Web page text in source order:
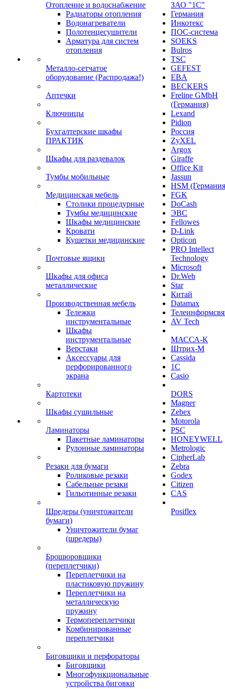
Отопление и водоснабжение
Радиаторы отопления
Водонагреватели
Полотенцесушители
Арматура для систем
отопления
Металло-сетчатое
оборудование (Распродажа!)
Аптечки
Ключницы
Бухгалтерские шкафы
ПРАКТИК
Шкафы для раздевалок
Тумбы мобильные
Медицинская мебель
Столики процедурные
Тумбы медицинские
Шкафы медицинские
Кровати
Кушетки медицинские
Почтовые ящики
Шкафы для офиса
металлические
Производственная мебель
Тележки
инструментальные
Шкафы
инструментальные
Верстаки
Аксессуары для
перфорированного
экрана
Картотеки
Шкафы сушильные
Ламинаторы
Пакетные ламинаторы
Рулонные ламинаторы
Резаки для бумаги
Роликовые резаки
Сабельные резаки
Гильотинные резаки
Шредеры (уничтожители
бумаги)
Уничтожители бумаг
(шредеры)
Брошюровщики
(переплетчики)
Переплетчики на
пластиковую пружину
Переплетчики на
металлическую
пружину
Термопереплетчики
Комбинированные
переплетчики
Биговщики и перфораторы
Биговщики
Многофункциональные
устройства биговки
ЗАО "1С"
Германия
Инкотекс
ПОС-система
SOEKS
Bulros
TSC
GEFEST
EBA
BECKERS
Freline GMbH
(Германия)
Lexand
Pidion
Россия
ZyXEL
Argox
Giraffe
Office Kit
Jassun
HSM
FGK
DoCash
ЭВС
Fellowes
D-Link
Opticon
PRO Intellect
Technology
Microsoft
Dr.Web
Star
Китай
Datamax
AV Tech
МАССА-К
Штрих-М
Cassida
1С
Casio
DORS
Magner
Zebex
Motorola
PSC
HONEYWELL
Metrologic
CipherLab
Zebra
Godex
Citizen
CAS
Posiflex